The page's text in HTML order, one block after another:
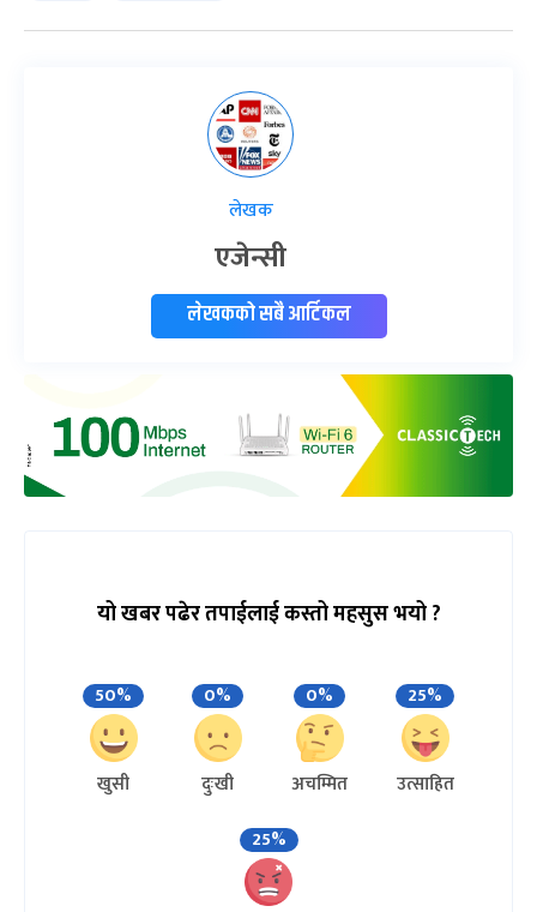
लेखक
एजेन्सी
लेखकको सबै आर्टिकल
यो खबर पढेर तपाईलाई कस्तो महसुस भयो ?
50%
खुसी
0%
दुःखी
0%
अचम्मित
25%
उत्साहित
25%